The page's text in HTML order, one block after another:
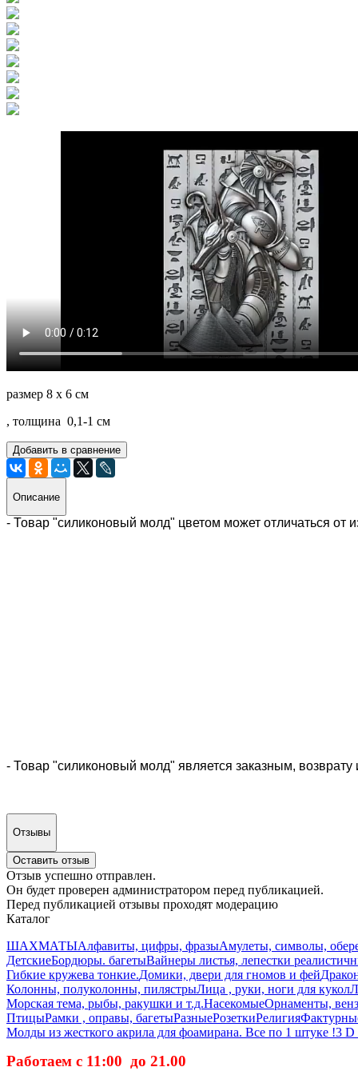
размер 8 х 6 см
, толщина 0,1-1 см
Добавить в сравнение
Описание
- Товар "силиконовый молд" цветом может отличаться от
- Товар "силиконовый молд" является заказным,
Отзывы
Оставить отзыв
Отзыв успешно отправлен.
Он будет проверен администратором перед публикацией.
Перед публикацией отзывы проходят модерацию
Каталог
ШАХМАТЫАлфавиты, цифры, фразыАмулеты, символы,
ДетскиеБордюры. багетыВайнеры листья, лепестки
Гибкие кружева тонкие.Домики, двери для гномов и фей
Колонны, полуколонны, пилястрыЛица , руки, ноги для кукол
Морская тема, рыбы, ракушки и т.д.НасекомыеОрнаменты,
ПтицыРамки , оправы, багетыРазныеРозеткиРелигия
Молды из жесткого акрила для фоамирана. Все по 1 штуке !3 D
Работаем с 11:00 до 21.00